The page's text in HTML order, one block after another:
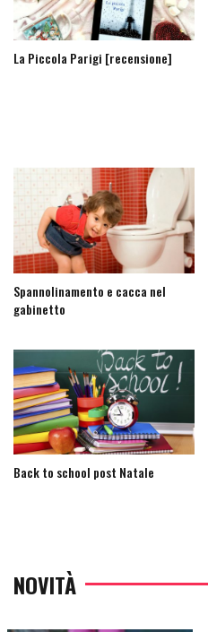
La Piccola Parigi [recensione]
Spannolinamento e cacca nel
gabinetto
Back to school post Natale
NOVITÀ